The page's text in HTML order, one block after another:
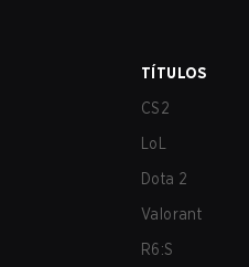
TÍTULOS
CS2
LoL
Dota 2
Valorant
R6:S